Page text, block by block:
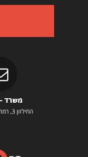
משרד
החילזון 3, רמת גן 5252267